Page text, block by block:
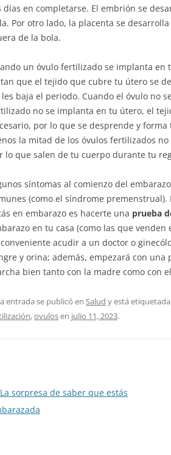
días en completarse. El embrión se
Por otro lado, la placenta se
de la bola.
un óvulo fertilizado se implanta
que el tejido que cubre tu útero se
les baja el periodo. Cuando el óvulo no
no se implanta en tu útero, el
por lo que se desprende y
la mitad de los óvulos fertilizados
lo que salen de tu cuerpo durante tu
síntomas al comienzo del
(como el síndrome
en embarazo es hacerte una prueba
en tu casa (como las que
acudir a un doctor o
y orina; además, empezará con
bien tanto con la madre como con
entrada se publicó en Salud y está
,ovulosen julio 11, 2023.
La sorpresa de saber que estás